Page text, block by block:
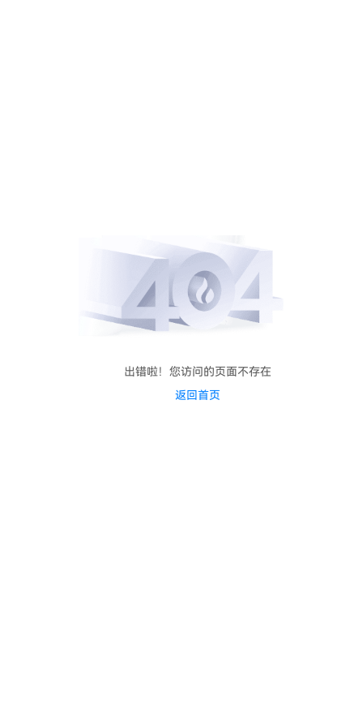
出错啦！您访问的页面不存在
返回首页